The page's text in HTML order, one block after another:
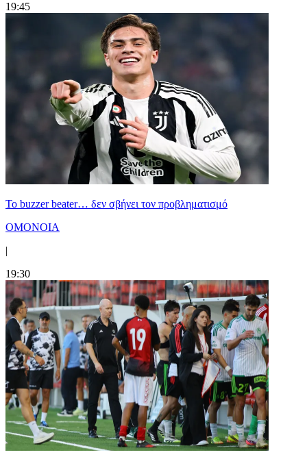
19:45
Το buzzer beater… δεν σβήνει τoν προβληματισμό
ΟΜΟΝΟΙΑ
|
19:30